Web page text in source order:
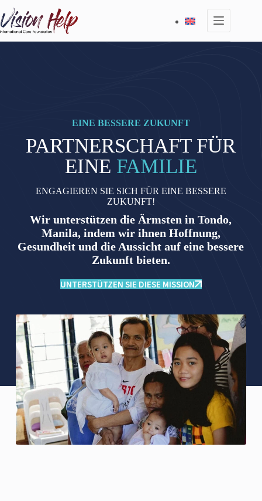
Inhalt
springen
EINE BESSERE ZUKUNFT
PARTNERSCHAFT FÜR
EINE FAMILIE
ENGAGIEREN SIE SICH FÜR EINE BESSERE
ZUKUNFT!
Wir unterstützen die Ärmsten in Tondo,
Manila, indem wir ihnen Hoffnung,
Gesundheit und die Aussicht auf eine bessere
Zukunft bieten.
UNTERSTÜTZEN SIE DIESE MISSION